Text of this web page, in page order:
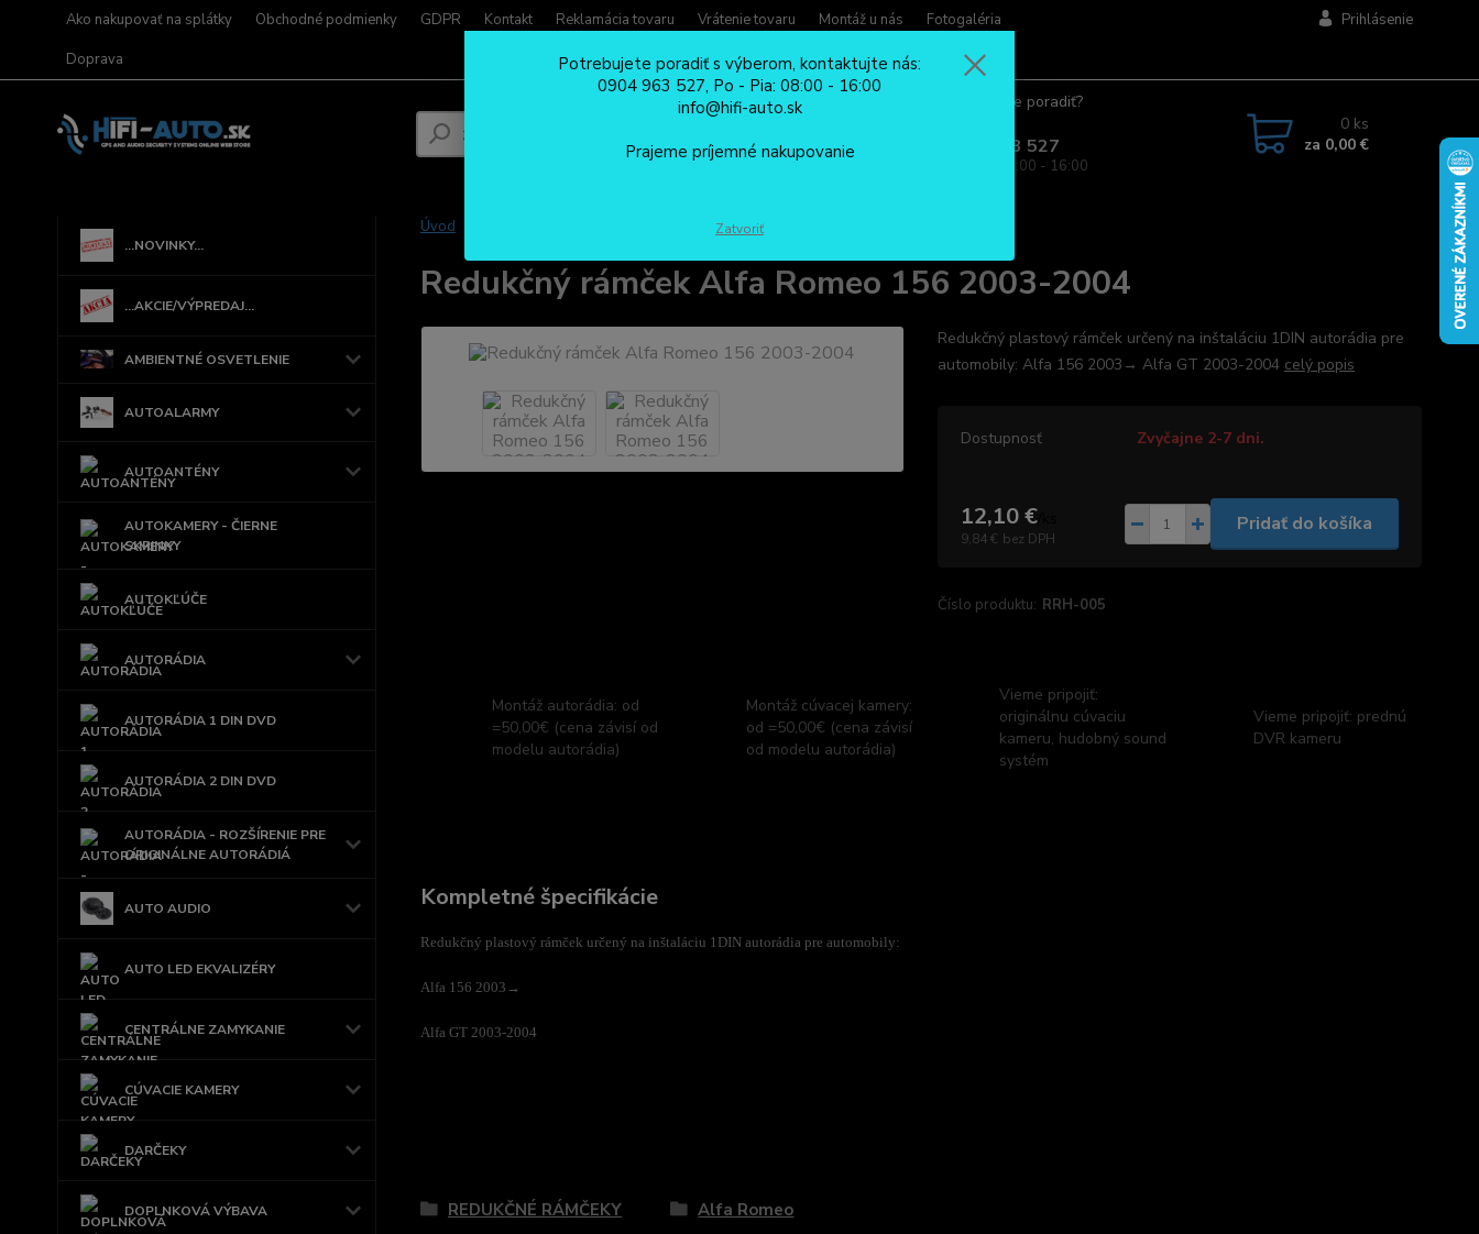
Ako nakupovať na splátky Obchodné podmienky GDPR Kontakt Reklamácia tovaru Vrátenie tovaru Montáž u nás
Fotogaléria
Doprava
Prihlásenie
Potrebujete poradiť?
0904 963 527
Po - Pia: 08:00 - 16:00
0 ks
za 0,00 €
...NOVINKY...
...AKCIE/VÝPREDAJ...
AMBIENTNÉ OSVETLENIE
AUTOALARMY
AUTOANTÉNY
AUTOKAMERY - ČIERNE
SKRINKY
AUTOKĽÚČE
AUTORÁDIA
AUTORÁDIA 1 DIN DVD
AUTORÁDIA 2 DIN DVD
AUTORÁDIA - ROZŠÍRENIE PRE
ORIGINÁLNE AUTORÁDIÁ
AUTO AUDIO
AUTO LED EKVALIZÉRY
CENTRÁLNE ZAMYKANIE
CÚVACIE KAMERY
DARČEKY
DOPLNKOVÁ VÝBAVA
Úvod Redukčný rámček Alfa Romeo 156 2003-2004
Redukčný rámček Alfa Romeo 156 2003-2004
Redukčný plastový rámček určený na inštaláciu 1DIN autorádia pre
automobily: Alfa 156 2003→ Alfa GT 2003-2004 celý popis
Dostupnosť Zvyčajne 2-7 dni.
12,10 €/
9,84 € bez DPH
Pridať do košíka
Číslo produktu: RRH-005
Montáž autorádia: od
=50,00€ (cena závisí od
modelu autorádia)
Montáž cúvacej kamery:
od =50,00€ (cena závisí
od modelu autorádia)
Vieme pripojiť:
originálnu cúvaciu
kameru, hudobný sound
systém
Vieme pripojiť: prednú
DVR kameru
Kompletné špecifikácie
Redukčný plastový rámček určený na inštaláciu 1DIN autorádia pre automobily:
Alfa 156 2003→
Alfa GT 2003-2004
REDUKČNÉ RÁMČEKY Alfa Romeo
Potrebujete poradiť s výberom, kontaktujte nás:
0904 963 527, Po - Pia: 08:00 - 16:00
info@hifi-auto.sk
Prajeme príjemné nakupovanie
Zatvoriť